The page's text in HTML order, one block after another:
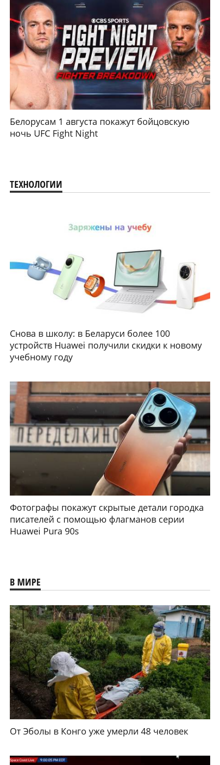
Белорусам 1 августа покажут бойцовскую
ночь UFC Fight Night
ТЕХНОЛОГИИ
Снова в школу: в Беларуси более 100
устройств Huawei получили скидки к новому
учебному году
Фотографы покажут скрытые детали городка
писателей с помощью флагманов серии
Huawei Pura 90s
В МИРЕ
От Эболы в Конго уже умерли 48 человек